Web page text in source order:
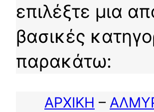
επιλέξτε μια
βασικές
παρακάτω:
ΑΡΧΙΚΗ –